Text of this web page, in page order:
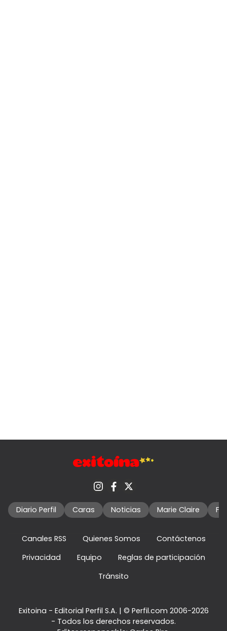
Diario Perfil Caras Noticias Marie Claire
Canales RSS Quienes Somos
Contáctenos
Privacidad
Equipo
Reglas de participación
Tránsito
Exitoina - Editorial Perfil S.A. | © Perfil.com 2006-2026
- Todos los derechos reservados.